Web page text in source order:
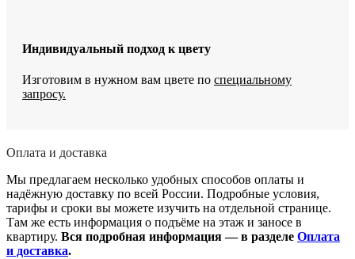
Индивидуальный подход к цвету
Изготовим в нужном вам цвете по специальному
запросу.
Оплата и доставка
Мы предлагаем несколько удобных способов оплаты и
надёжную доставку по всей России. Подробные условия,
тарифы и сроки вы можете изучить на отдельной странице.
Там же есть информация о подъёме на этаж и заносе в
квартиру. Вся подробная информация — в разделе Оплата
и доставка.